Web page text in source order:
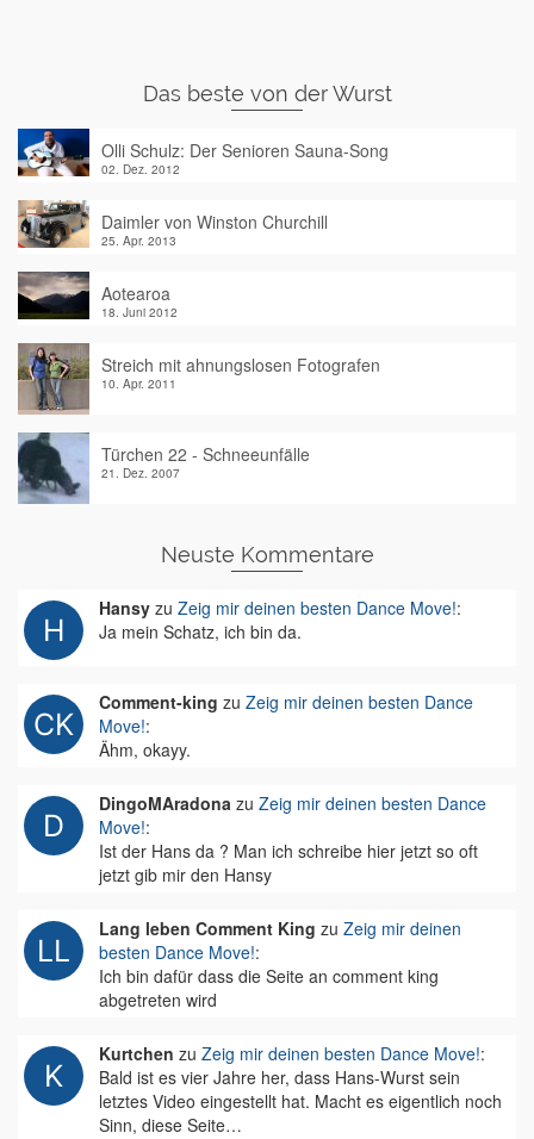
Das beste von der Wurst
Olli Schulz: Der Senioren Sauna-Song
02. Dez. 2012
Daimler von Winston Churchill
25. Apr. 2013
Aotearoa
18. Juni 2012
Streich mit ahnungslosen Fotografen
10. Apr. 2011
Türchen 22 - Schneeunfälle
21. Dez. 2007
Neuste Kommentare
Hansy zu Zeig mir deinen besten Dance Move!:
Ja mein Schatz, ich bin da.
Comment-king zu Zeig mir deinen besten Dance
Move!:
Ähm, okayy.
DingoMAradona zu Zeig mir deinen besten Dance
Move!:
Ist der Hans da ? Man ich schreibe hier jetzt so oft
jetzt gib mir den Hansy
Lang leben Comment King zu Zeig mir deinen
besten Dance Move!:
Ich bin dafür dass die Seite an comment king
abgetreten wird
Kurtchen zu Zeig mir deinen besten Dance Move!:
Bald ist es vier Jahre her, dass Hans-Wurst sein
letztes Video eingestellt hat. Macht es eigentlich noch
Sinn, diese Seite…